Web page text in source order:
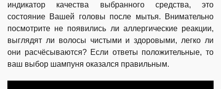
индикатор качества выбранного средства, это
состояние Вашей головы после мытья. Внимательно
посмотрите не появились ли аллергические реакции,
выглядят ли волосы чистыми и здоровыми, легко ли
они расчёсываются? Если ответы положительные, то
ваш выбор шампуня оказался правильным.